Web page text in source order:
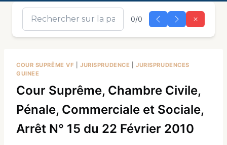
0/0
COUR SUPRÊME VF |JURISPRUDENCE |JURISPRUDENCES
GUINEE
Cour Suprême, Chambre Civile,
Pénale, Commerciale et Sociale,
Arrêt N° 15 du 22 Février 2010